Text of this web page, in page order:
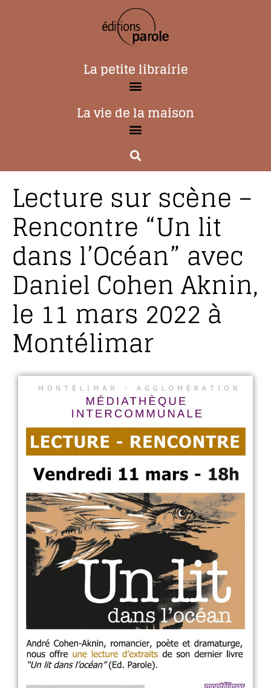
La petite librairie
La vie de la maison
Lecture sur scène –
Rencontre “Un lit
dans l’Océan” avec
Daniel Cohen Aknin,
le 11 mars 2022 à
Montélimar